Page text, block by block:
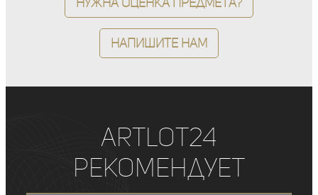
Напишите нам
ArtLot24
рекомендует